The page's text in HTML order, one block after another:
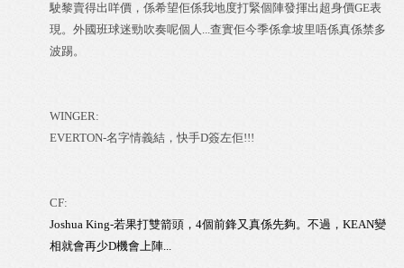
駛黎賣得出咩價，係希望佢係我地度打緊個陣發揮出超身價GE表
現。外國班球迷勁吹奏呢個人...查實佢今季係拿坡里唔係真係禁多
波踢。
WINGER:
EVERTON-名字情義結，快手D簽左佢!!!
CF:
Joshua King-若果打雙箭頭，4個前鋒又真係先夠。不過，KEAN變
相就會再少D機會上陣...